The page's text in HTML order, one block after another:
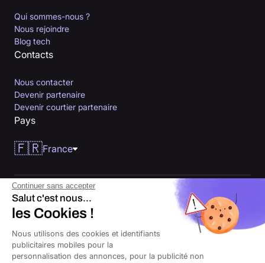
Qui sommes-nous ?
Nous rejoindre
Blog tech
Contacts
Nous contacter
Devenir partenaire
Devenir courtier partenaire
Pays
🇫🇷France
© 2026 Orus tous droits réservés. Courtier d’assurances immatriculé à
Continuer sans accepter
Salut c'est nous...
les Cookies !
Nous utilisons des cookies et identifiants
publicitaires mobiles pour la
personnalisation des annonces, pour la publicité non